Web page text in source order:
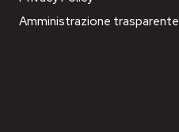
Amministrazione trasparente